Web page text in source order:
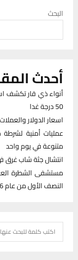
البحث
أحدث
أنواء ذي قار تكشف
50 درجة غدا
اسعار الدولار
متنوعة في يوم واحد
انتشال جثة شاب غرق
مستشفى الشطرة
النصف الأول من عام 2026
e